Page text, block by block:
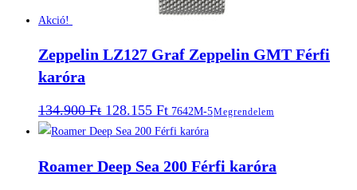
Akció!
Zeppelin LZ127 Graf Zeppelin GMT Férfi
karóra
134.900Ft Original
price
was:
128.155 FtCurrent
price
is:
7642M-5Megrendelem
Roamer Deep Sea 200 Férfi karóra